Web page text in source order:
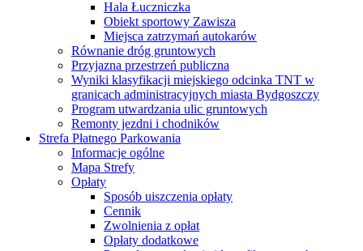
Hala Łuczniczka
Obiekt sportowy Zawisza
Miejsca zatrzymań autokarów
Równanie dróg gruntowych
Przyjazna przestrzeń publiczna
Wyniki klasyfikacji miejskiego odcinka TNT w
granicach administracyjnych miasta Bydgoszczy
Program utwardzania ulic gruntowych
Remonty jezdni i chodników
Strefa Płatnego Parkowania
Informacje ogólne
Mapa Strefy
Opłaty
Sposób uiszczenia opłaty
Cennik
Zwolnienia z opłat
Opłaty dodatkowe